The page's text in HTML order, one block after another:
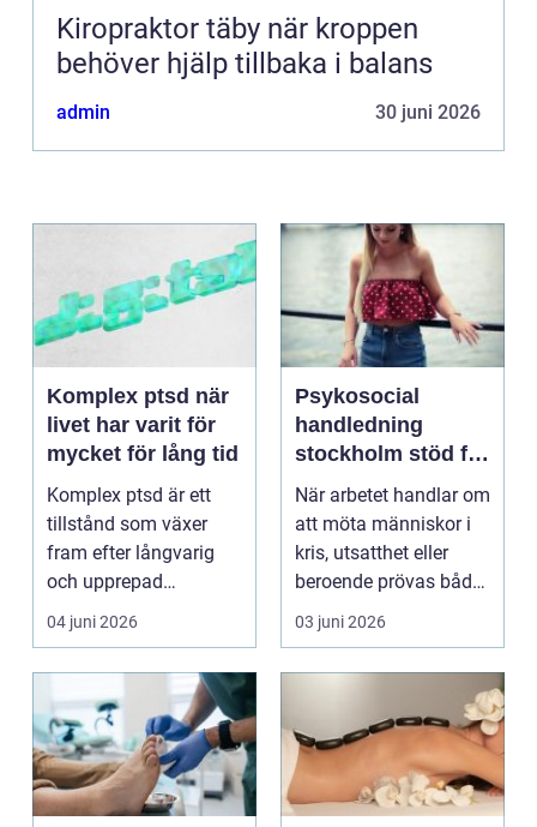
Kiropraktor täby när kroppen
behöver hjälp tillbaka i balans
admin 30 juni 2026
Komplex ptsd när
livet har varit för
mycket för lång tid
Komplex ptsd är ett
tillstånd som växer
fram efter långvarig
och upprepad
utsatthet, ofta i
relation...
04 juni 2026
Psykosocial
handledning
stockholm stöd för
hållbart arbete
med människor
När arbetet handlar om
att möta människor i
kris, utsatthet eller
beroende prövas både
yrkesrollen o...
03 juni 2026